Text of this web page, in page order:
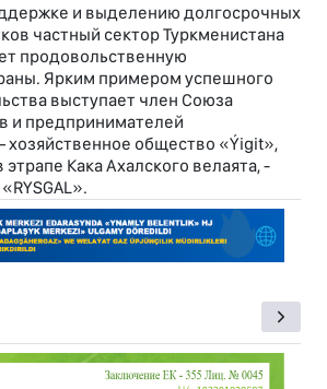
и выделению долгосрочных
частный сектор Туркменистана
продовольственную
Ярким примером успешного
выступает член Союза
и предпринимателей
хозяйственное общество «Ýigit»,
Кака Ахалского велаята, -